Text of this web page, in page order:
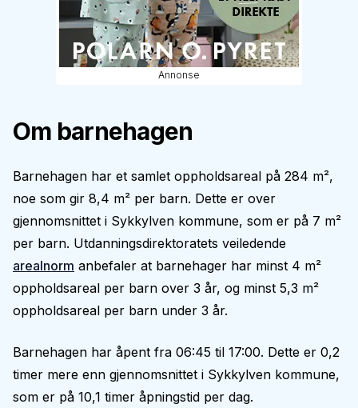
Annonse
Om barnehagen
Barnehagen har et samlet oppholdsareal på 284 m²,
noe som gir 8,4 m² per barn. Dette er over
gjennomsnittet i Sykkylven kommune, som er på 7 m²
per barn. Utdanningsdirektoratets veiledende
arealnorm anbefaler at barnehager har minst 4 m²
oppholdsareal per barn over 3 år, og minst 5,3 m²
oppholdsareal per barn under 3 år.
Barnehagen har åpent fra 06:45 til 17:00. Dette er 0,2
timer mere enn gjennomsnittet i Sykkylven kommune,
som er på 10,1 timer åpningstid per dag.